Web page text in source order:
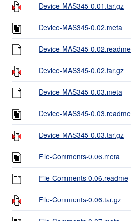
Device-MAS345-0.01.tar.gz
Device-MAS345-0.02.meta
Device-MAS345-0.02.readme
Device-MAS345-0.02.tar.gz
Device-MAS345-0.03.meta
Device-MAS345-0.03.readme
Device-MAS345-0.03.tar.gz
File-Comments-0.06.meta
File-Comments-0.06.readme
File-Comments-0.06.tar.gz